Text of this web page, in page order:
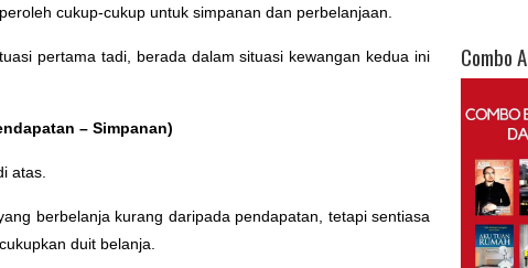
cukup-cukup untuk simpanan dan perbelanjaan.
pertama tadi, berada dalam situasi kewangan kedua ini
– Simpanan)
atas.
berbelanja kurang daripada pendapatan, tetapi sentiasa
duit belanja.
Combo